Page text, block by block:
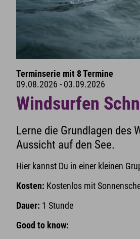
Terminserie mit 8 Termine
09.08.2026 - 03.09.2026
Windsurfen
Lerne die Grundlagen des
Aussicht auf den See.
Hier kannst Du in einer kleinen
Kosten: Kostenlos mit
Dauer: 1 Stunde
Good to know: